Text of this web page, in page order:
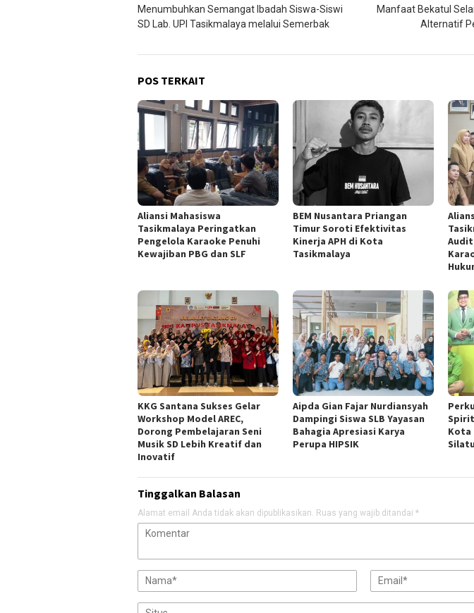
pos
Menumbuhkan Semangat Ibadah Siswa-Siswi
SD Lab. UPI Tasikmalaya melalui Semerbak
Manfaat Bekatul
Alternatif
POS TERKAIT
Aliansi Mahasiswa
Tasikmalaya Peringatkan
Pengelola Karaoke Penuhi
Kewajiban PBG dan SLF
BEM Nusantara Priangan
Timur Soroti Efektivitas
Kinerja APH di Kota
Tasikmalaya
KKG Santana Sukses Gelar
Workshop Model AREC,
Dorong Pembelajaran Seni
Musik SD Lebih Kreatif dan
Inovatif
Aipda Gian Fajar Nurdiansyah
Dampingi Siswa SLB Yayasan
Bahagia Apresiasi Karya
Perupa HIPSIK
Spirit
Kota
Tinggalkan Balasan
Alamat email Anda tidak akan dipublikasikan. Ruas yang wajib ditandai *